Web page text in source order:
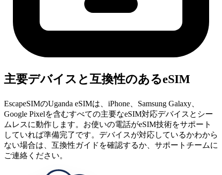
主要デバイスと互換性のあるeSIM
EscapeSIMのUganda eSIMは、iPhone、Samsung Galaxy、
Google Pixelを含むすべての主要なeSIM対応デバイスとシー
ムレスに動作します。お使いの電話がeSIM技術をサポート
していれば準備完了です。デバイスが対応しているかわから
ない場合は、互換性ガイドを確認するか、サポートチームに
ご連絡ください。